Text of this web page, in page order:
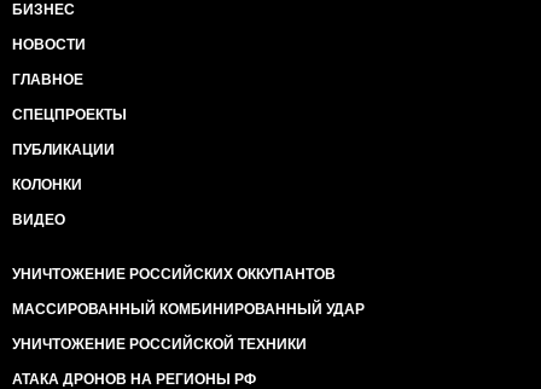
БИЗНЕС
НОВОСТИ
ГЛАВНОЕ
СПЕЦПРОЕКТЫ
ПУБЛИКАЦИИ
КОЛОНКИ
ВИДЕО
УНИЧТОЖЕНИЕ РОССИЙСКИХ ОККУПАНТОВ
МАССИРОВАННЫЙ КОМБИНИРОВАННЫЙ УДАР
УНИЧТОЖЕНИЕ РОССИЙСКОЙ ТЕХНИКИ
АТАКА ДРОНОВ НА РЕГИОНЫ РФ